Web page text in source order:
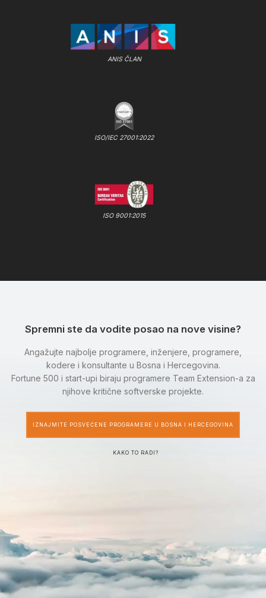
ANIS ČLAN
ISO/IEC 27001:2022
ISO 9001:2015
Spremni ste da vodite posao na nove visine?
Angažujte najbolje programere, inženjere, programere,
kodere i konsultante u Bosna i Hercegovina.
Fortune 500 i start-upi biraju programere Team Extension-a za
njihove kritične softverske projekte.
IZNAJMITE POSVEĆENE PROGRAMERE U BOSNA I HERCEGOVINA
KAKO TO RADI?